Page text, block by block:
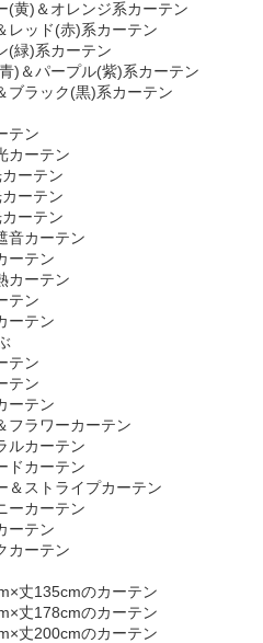
(黄)＆オレンジ系カーテン
レッド(赤)系カーテン
(緑)系カーテン
)＆パープル(紫)系カーテン
ブラック(黒)系カーテン
テン
カーテン
ーテン
ーテン
ーテン
音カーテン
ーテン
カーテン
テン
ーテン
テン
テン
ーテン
フラワーカーテン
ルカーテン
ドカーテン
＆ストライプカーテン
ーカーテン
ーテン
カーテン
丈135cmのカーテン
丈178cmのカーテン
丈200cmのカーテン